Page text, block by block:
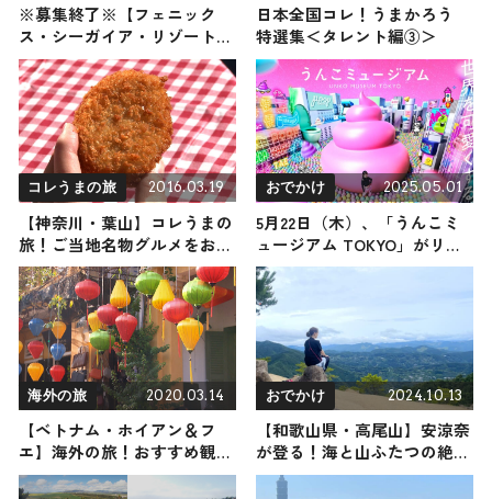
※募集終了※【フェニック
ス・シーガイア・リゾート】
1泊2食付ペア宿泊券2組4名様
に！
日本全国コレ！うまかろう
特選集＜タレント編③＞
コレうまの旅 2016.03.19
【神奈川・葉山】コレうまの
旅！ご当地名物グルメをお届
け
おでかけ 2025.05.01
5月22日（木）、「うんこミ
ュージアム TOKYO」がリニ
ューアルオープン！ 「うん
こ動物ダービー」など楽しい
コンテンツが新登場
海外の旅 2020.03.14
【ベトナム・ホイアン＆フ
エ】海外の旅！おすすめ観光
スポットやグルメをリポート
おでかけ 2024.10.13
【和歌山県・高尾山】安涼奈
が登る！海と山ふたつの絶景
が楽しめる高尾山（登山で頂